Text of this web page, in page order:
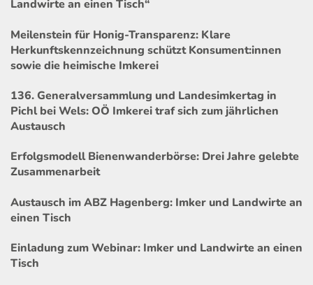
Landwirte an einen Tisch“
Meilenstein für Honig-Transparenz: Klare
Herkunftskennzeichnung schützt Konsument:innen
sowie die heimische Imkerei
136. Generalversammlung und Landesimkertag in
Pichl bei Wels: OÖ Imkerei traf sich zum jährlichen
Austausch
Erfolgsmodell Bienenwanderbörse: Drei Jahre gelebte
Zusammenarbeit
Austausch im ABZ Hagenberg: Imker und Landwirte an
einen Tisch
Einladung zum Webinar: Imker und Landwirte an einen
Tisch